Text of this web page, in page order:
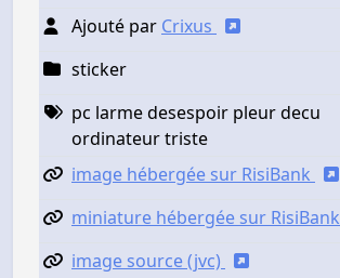
Ajouté par Crixus
sticker
pc larme desespoir pleur decu
ordinateur triste
image hébergée sur RisiBank
miniature hébergée sur RisiBank
image source (jvc)